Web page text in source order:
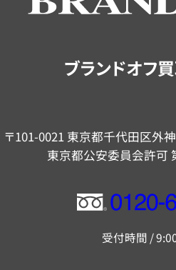
ブランドオフ
〒101-0021 東京都千代田区外
東京都公安委員会許可
フ
ー
受付時間 /